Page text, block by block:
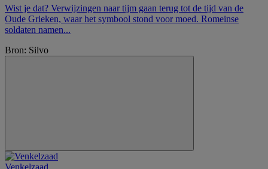
Wist je dat? Verwijzingen naar tijm gaan terug tot de tijd van de
Oude Grieken, waar het symbool stond voor moed. Romeinse
soldaten namen...
Bron: Silvo
Venkelzaad